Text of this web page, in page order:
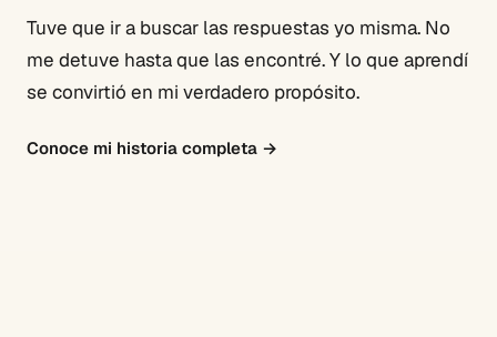
Tuve que ir a buscar las respuestas yo misma. No
me detuve hasta que las encontré. Y lo que aprendí
se convirtió en mi verdadero propósito.
Conoce mi historia completa →